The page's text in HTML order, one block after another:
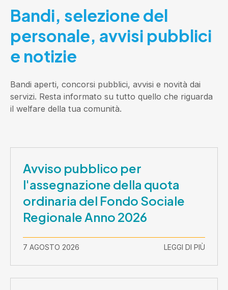
Bandi, selezione del
personale, avvisi pubblici
e notizie
Bandi aperti, concorsi pubblici, avvisi e novità dai
servizi. Resta informato su tutto quello che riguarda
il welfare della tua comunità.
Avviso pubblico per
l'assegnazione della quota
ordinaria del Fondo Sociale
Regionale Anno 2026
7 AGOSTO 2026 LEGGI DI PIÙ